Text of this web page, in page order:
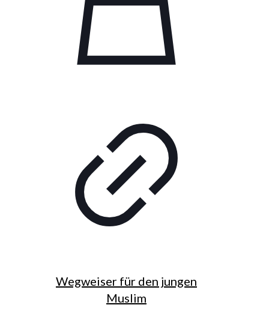
Wegweiser für den jungen
Muslim